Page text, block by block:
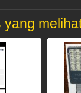
yang